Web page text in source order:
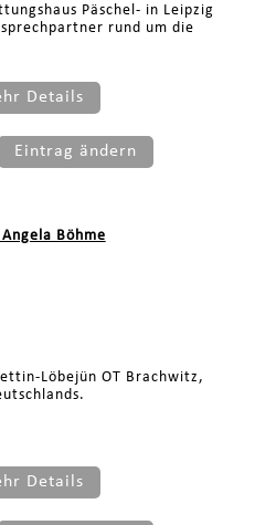
Päschel- in Leipzig
rund um die
Details
Eintrag ändern
Böhme
Löbejün OT Brachwitz,
Details